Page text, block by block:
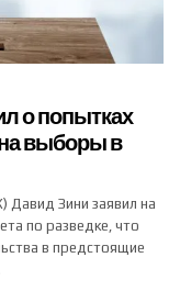
о попытках
выборы в
Давид Зини заявил на
по разведке, что
в предстоящие